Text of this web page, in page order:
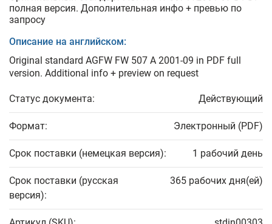
полная версия. Дополнительная инфо + превью по
запросу
Описание на английском:
Original standard AGFW FW 507 A 2001-09 in PDF full
version. Additional info + preview on request
Статус документа: Действующий
Формат: Электронный (PDF)
Срок поставки (немецкая версия): 1 рабочий день
Срок поставки (русская
версия):
365 рабочих дня(ей)